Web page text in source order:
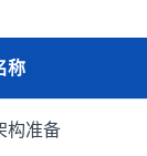
称
构准备